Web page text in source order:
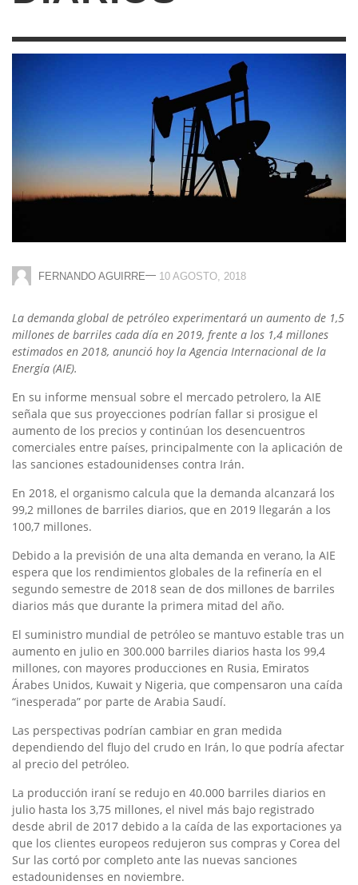
FERNANDO AGUIRRE— 10 AGOSTO, 2018
La demanda global de petróleo experimentará un aumento de 1,5
millones de barriles cada día en 2019, frente a los 1,4 millones
estimados en 2018, anunció hoy la Agencia Internacional de la
Energía (AIE).
En su informe mensual sobre el mercado petrolero, la AIE
señala que sus proyecciones podrían fallar si prosigue el
aumento de los precios y continúan los desencuentros
comerciales entre países, principalmente con la aplicación de
las sanciones estadounidenses contra Irán.
En 2018, el organismo calcula que la demanda alcanzará los
99,2 millones de barriles diarios, que en 2019 llegarán a los
100,7 millones.
Debido a la previsión de una alta demanda en verano, la AIE
espera que los rendimientos globales de la refinería en el
segundo semestre de 2018 sean de dos millones de barriles
diarios más que durante la primera mitad del año.
El suministro mundial de petróleo se mantuvo estable tras un
aumento en julio en 300.000 barriles diarios hasta los 99,4
millones, con mayores producciones en Rusia, Emiratos
Árabes Unidos, Kuwait y Nigeria, que compensaron una caída
“inesperada” por parte de Arabia Saudí.
Las perspectivas podrían cambiar en gran medida
dependiendo del flujo del crudo en Irán, lo que podría afectar
al precio del petróleo.
La producción iraní se redujo en 40.000 barriles diarios en
julio hasta los 3,75 millones, el nivel más bajo registrado
desde abril de 2017 debido a la caída de las exportaciones ya
que los clientes europeos redujeron sus compras y Corea del
Sur las cortó por completo ante las nuevas sanciones
estadounidenses en noviembre.